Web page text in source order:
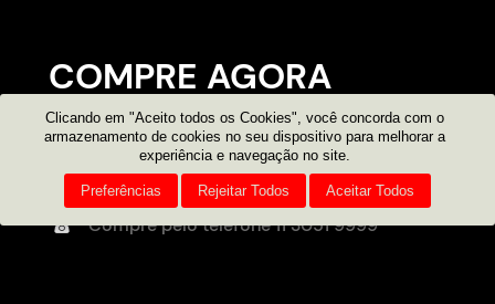
COMPRE AGORA
Consultor on-line
Atendimento por e-mail
Compre pelo telefone11 3051 9999
Clicando em "Aceito todos os Cookies", você concorda com o
armazenamento de cookies no seu dispositivo para melhorar a
experiência e navegação no site.
Preferências Rejeitar Todos Aceitar Todos